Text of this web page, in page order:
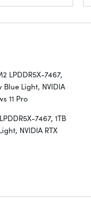
LPDDR5X-7467,
Blue Light, NVIDIA
11 Pro
7467, 1TB
NVIDIA RTX